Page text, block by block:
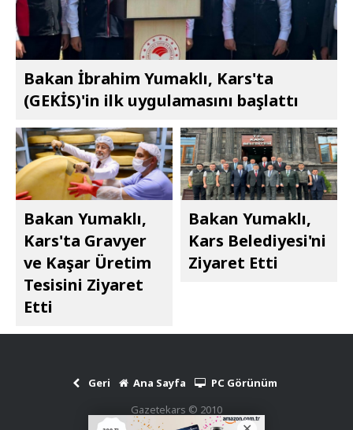
Bakan İbrahim Yumaklı, Kars'ta
(GEKİS)'in ilk uygulamasını başlattı
Bakan Yumaklı,
Kars'ta Gravyer
ve Kaşar Üretim
Tesisini Ziyaret
Etti
Bakan Yumaklı,
Kars Belediyesi'ni
Ziyaret Etti
Geri Ana Sayfa
PC Görünüm
Gazetekars © 2010
Haber Scripti